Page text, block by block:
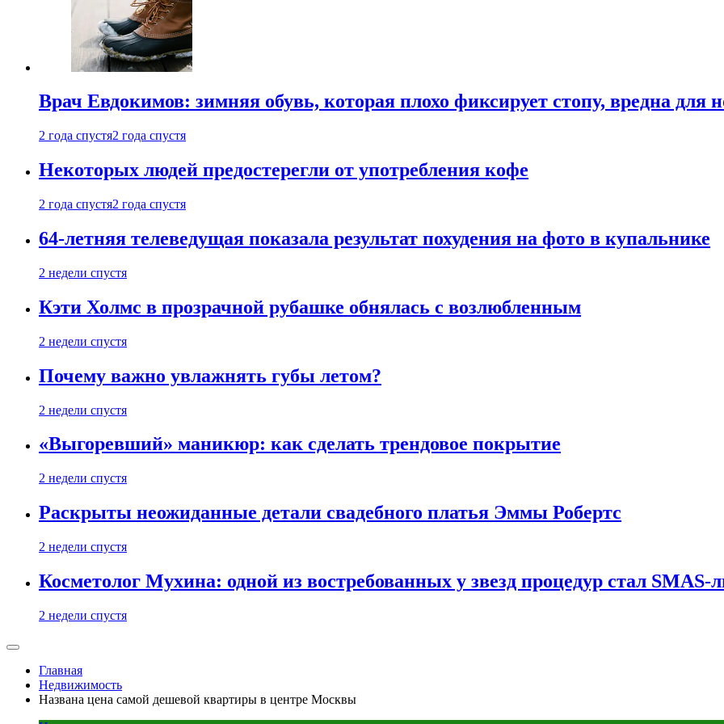
Врач Евдокимов: зимняя обувь, которая плохо фиксирует стопу, вредна для
2 года спустя2 года спустя
Некоторых людей предостерегли от употребления кофе
2 года спустя2 года спустя
64-летняя телеведущая показала результат похудения на фото в купальнике
2 недели спустя
Кэти Холмс в прозрачной рубашке обнялась с возлюбленным
2 недели спустя
Почему важно увлажнять губы летом?
2 недели спустя
«Выгоревший» маникюр: как сделать трендовое покрытие
2 недели спустя
Раскрыты неожиданные детали свадебного платья Эммы Робертс
2 недели спустя
Косметолог Мухина: одной из востребованных у звезд процедур стал SMAS-
2 недели спустя
Главная
Недвижимость
Названа цена самой дешевой квартиры в центре Москвы